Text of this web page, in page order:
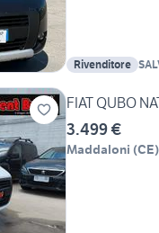
Rivenditore
FIAT QUBO
3.499 €
Maddaloni (CE)